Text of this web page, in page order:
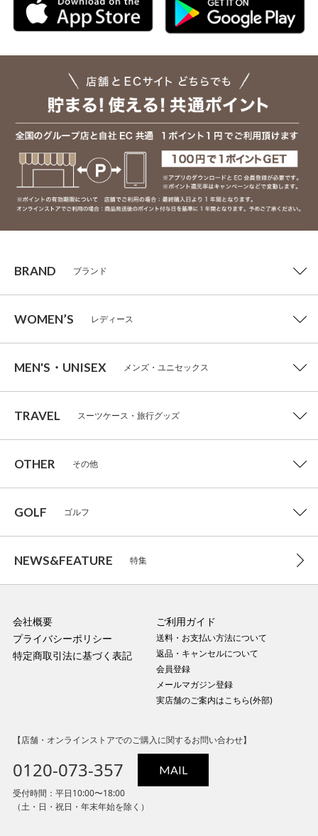
BRAND ブランド
WOMEN’S レディース
MEN'S・UNISEX メンズ・ユニセックス
TRAVEL スーツケース・旅行グッズ
OTHER その他
GOLF ゴルフ
NEWS&FEATURE 特集
会社概要
プライバシーポリシー
特定商取引法に基づく表記
ご利用ガイド
送料・お支払い方法について
返品・キャンセルについて
会員登録
メールマガジン登録
実店舗のご案内はこちら(外部)
【店舗・オンラインストアでのご購入に関するお問い合わせ】
0120-073-357 MAIL
受付時間：平日10:00〜18:00
（土・日・祝日・年末年始を除く）